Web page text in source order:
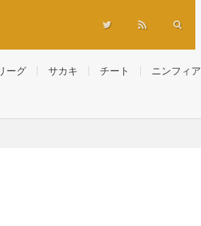
ーグ サカキ チート ニンフィア